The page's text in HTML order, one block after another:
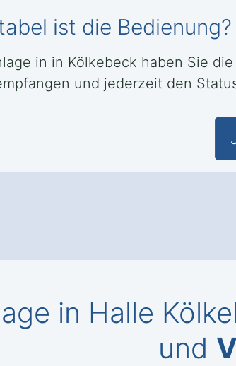
ist die Bedienung?
in in Kölkebeck haben Sie
und jederzeit den
in Halle
und